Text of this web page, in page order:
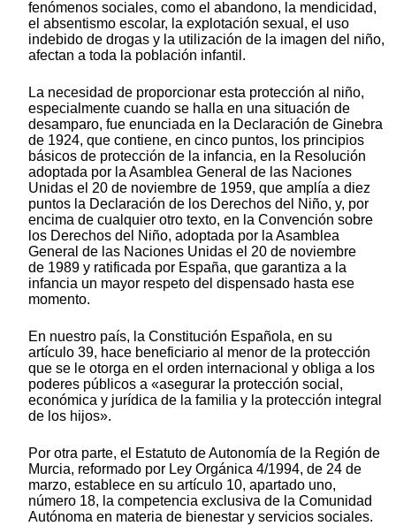
fenómenos sociales, como el abandono, la mendicidad,
el absentismo escolar, la explotación sexual, el uso
indebido de drogas y la utilización de la imagen del niño,
afectan a toda la población infantil.
La necesidad de proporcionar esta protección al niño,
especialmente cuando se halla en una situación de
desamparo, fue enunciada en la Declaración de Ginebra
de 1924, que contiene, en cinco puntos, los principios
básicos de protección de la infancia, en la Resolución
adoptada por la Asamblea General de las Naciones
Unidas el 20 de noviembre de 1959, que amplía a diez
puntos la Declaración de los Derechos del Niño, y, por
encima de cualquier otro texto, en la Convención sobre
los Derechos del Niño, adoptada por la Asamblea
General de las Naciones Unidas el 20 de noviembre
de 1989 y ratificada por España, que garantiza a la
infancia un mayor respeto del dispensado hasta ese
momento.
En nuestro país, la Constitución Española, en su
artículo 39, hace beneficiario al menor de la protección
que se le otorga en el orden internacional y obliga a los
poderes públicos a «asegurar la protección social,
económica y jurídica de la familia y la protección integral
de los hijos».
Por otra parte, el Estatuto de Autonomía de la Región de
Murcia, reformado por Ley Orgánica 4/1994, de 24 de
marzo, establece en su artículo 10, apartado uno,
número 18, la competencia exclusiva de la Comunidad
Autónoma en materia de bienestar y servicios sociales.